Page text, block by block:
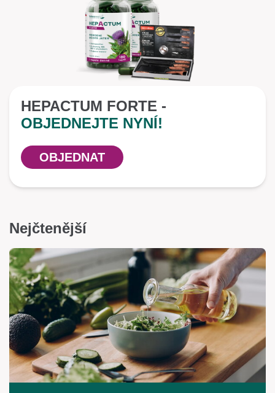
HEPACTUM FORTE -
OBJEDNEJTE NYNÍ!
OBJEDNAT
Nejčtenější